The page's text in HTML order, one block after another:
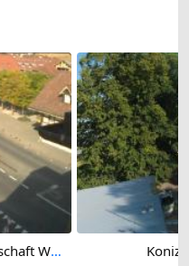
Koniz › North-east: Genossenschaft Wohnraum Köniz - Bläuackerplatz